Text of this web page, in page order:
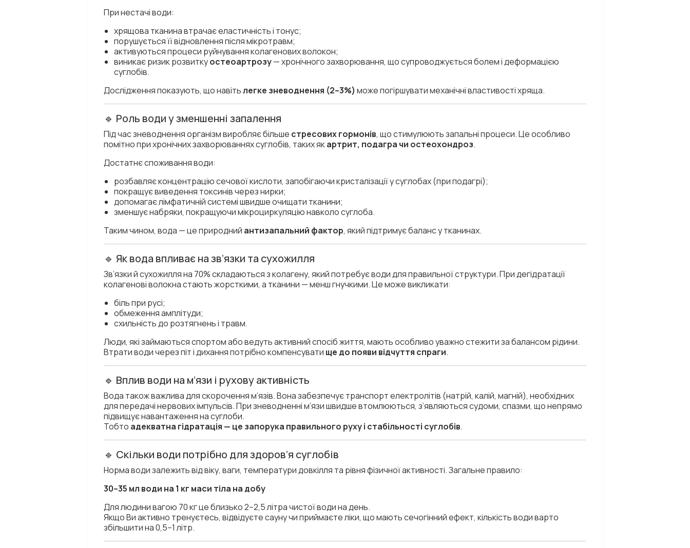
При нестачі води:
хрящова тканина втрачає еластичність і тонус;
порушується її відновлення після мікротравм;
активуються процеси руйнування колагенових волокон;
виникає ризик розвиткуостеоартрозу— хронічного захворювання, що супроводжується болем і деформацією
суглобів.
Дослідження показують, що навітьлегке зневоднення (2–3%) може погіршувати механічні властивості хряща.
🔹 Роль води у зменшенні запалення
Під час зневоднення організм виробляє більше стресових гормонів, що стимулюють запальні процеси. Це особливо
помітно при хронічних захворюваннях суглобів, таких якартрит, подагра чи остеохондроз.
Достатнє споживання води:
розбавляє концентрацію сечової кислоти, запобігаючи кристалізації у суглобах (при подагрі);
покращує виведення токсинів через нирки;
допомагає лімфатичній системі швидше очищати тканини;
зменшує набряки, покращуючи мікроциркуляцію навколо суглоба.
Таким чином, вода — це природний антизапальний фактор, який підтримує баланс у тканинах.
🔹 Як вода впливає на зв’язки та сухожилля
Зв’язки й сухожилля на 70% складаються з колагену, який потребує води для правильної структури. При дегідратації
колагенові волокна стають жорсткими, а тканини — менш гнучкими. Це може викликати:
біль при русі;
обмеження амплітуди;
схильність до розтягнень і травм.
Люди, які займаються спортом або ведуть активний спосіб життя, мають особливо уважно стежити за балансом рідини.
Втрати води через піт і дихання потрібно компенсувати ще до появи відчуття спраги.
🔹 Вплив води на м’язи і рухову активність
Вода також важлива для скорочення м’язів. Вона забезпечує транспорт електролітів (натрій, калій, магній), необхідних
для передачі нервових імпульсів. При зневодненні м’язи швидше втомлюються, з’являються судоми, спазми, що непрямо
підвищує навантаження на суглоби.
Тобто адекватна гідратація — це запорука правильного руху і стабільності суглобів.
🔹 Скільки води потрібно для здоров’я суглобів
Норма води залежить від віку, ваги, температури довкілля та рівня фізичної активності. Загальне правило:
30–35 мл води на 1 кг маси тіла на добу
Для людини вагою 70 кг це близько 2–2,5 літра чистої води на день.
Якщо Ви активно тренуєтесь, відвідуєте сауну чи приймаєте ліки, що мають сечогінний ефект, кількість води варто
збільшити на 0,5–1 літр.